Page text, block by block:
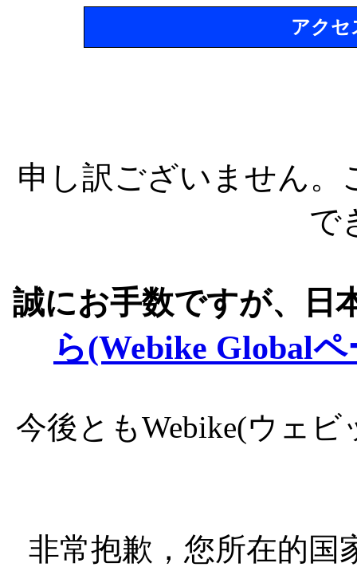
アクセ
申し訳ございません
で
誠にお手数ですが、日
ら(Webike Global
今後ともWebike(ウェ
非常抱歉，您所在的国